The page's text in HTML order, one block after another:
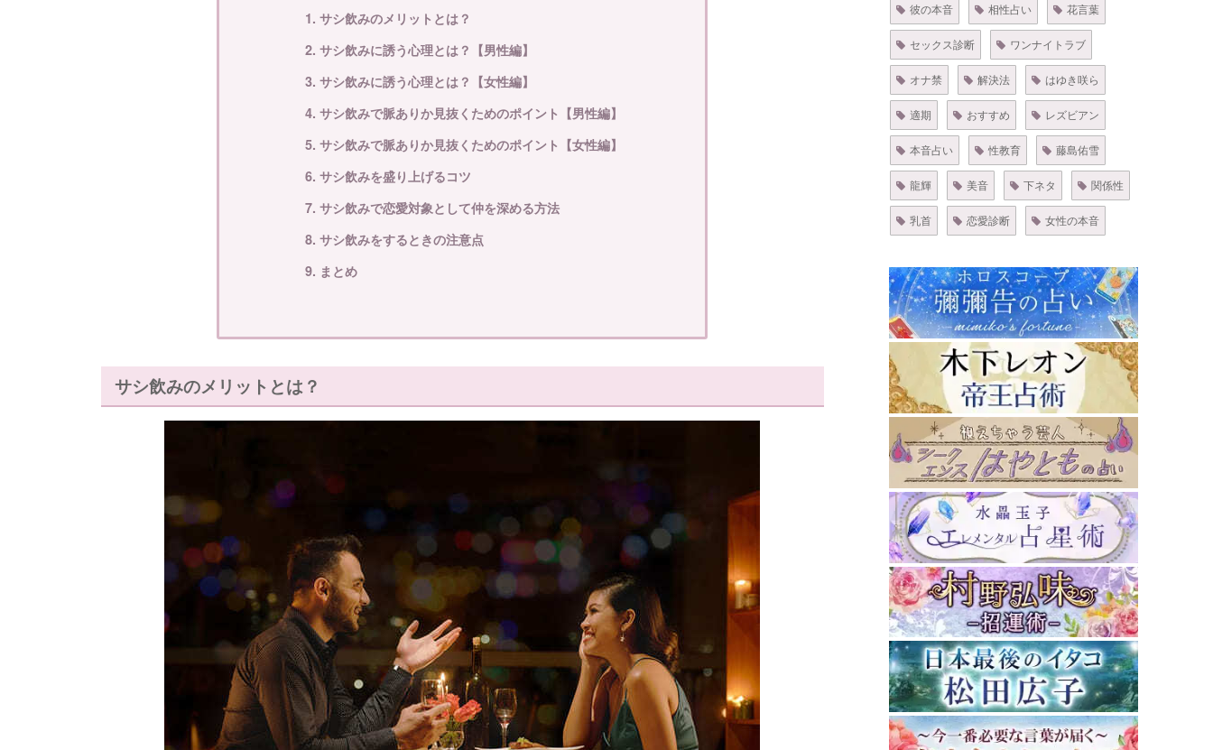
1. サシ飲みのメリットとは？
2. サシ飲みに誘う心理とは？【男性編】
3. サシ飲みに誘う心理とは？【女性編】
4. サシ飲みで脈ありか見抜くためのポイント【男性編】
5. サシ飲みで脈ありか見抜くためのポイント【女性編】
6. サシ飲みを盛り上げるコツ
7. サシ飲みで恋愛対象として仲を深める方法
8. サシ飲みをするときの注意点
9. まとめ
サシ飲みのメリットとは？
彼の本音 相性占い 花言葉
セックス診断 ワンナイトラブ
オナ禁 解決法 はゆき咲ら
適期 おすすめ レズビアン
本音占い 性教育 藤島佑雪
龍輝 美音 下ネタ 関係性
乳首 恋愛診断 女性の本音